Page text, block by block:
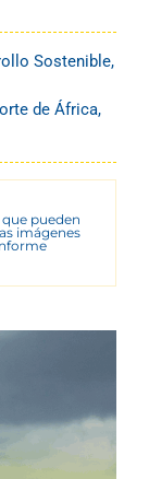
Sostenible,
de África,
pueden
imágenes